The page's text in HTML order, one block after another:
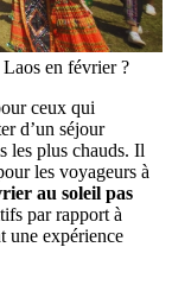
en février ?
ceux qui
d’un séjour
les plus chauds. Il
les voyageurs à
au soleil pas
par rapport à
une expérience